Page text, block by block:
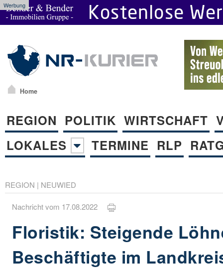
Werbung
Home
REGION POLITIK WIRTSCHAFT
LOKALES
TERMINE RLP
REGION | NEUWIED
Nachricht vom 17.08.2022
Floristik: Steigende
Beschäftigte im